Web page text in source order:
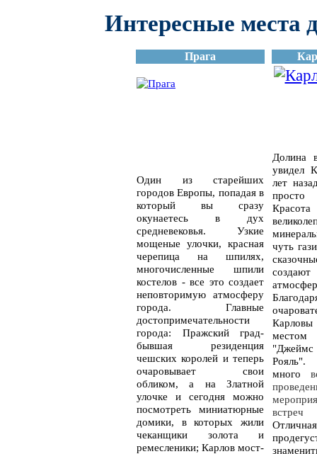
Интересные места
Прага
Один из старейших
городов Европы, попадая в
который вы сразу
окунаетесь в дух
средневековья. Узкие
мощеные улочки, красная
черепица на шпилях,
многочисленные шпили
костелов - все это создает
неповторимую атмосферу
города. Главные
достопримечательности
города: Пражский град-
бывшая резиденция
чешских королей и теперь
очаровывает свои
обликом, а на Златной
улочке и сегодня можно
посмотреть миниатюрные
домики, в которых жили
чеканщики золота и
ремесленики; Карлов мост-
Долина
увидел
лет
чуть
местом
много
встреч